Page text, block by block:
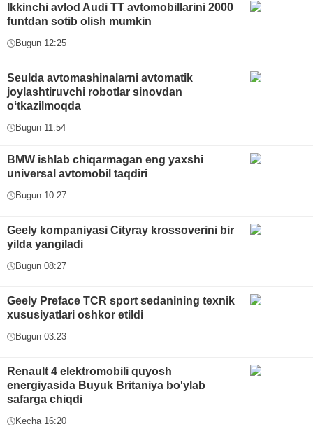
Ikkinchi avlod Audi TT avtomobillarini 2000
funtdan sotib olish mumkin
Bugun 12:25
Seulda avtomashinalarni avtomatik
joylashtiruvchi robotlar sinovdan
oʻtkazilmoqda
Bugun 11:54
BMW ishlab chiqarmagan eng yaxshi
universal avtomobil taqdiri
Bugun 10:27
Geely kompaniyasi Cityray krossoverini bir
yilda yangiladi
Bugun 08:27
Geely Preface TCR sport sedanining texnik
xususiyatlari oshkor etildi
Bugun 03:23
Renault 4 elektromobili quyosh
energiyasida Buyuk Britaniya bo'ylab
safarga chiqdi
Kecha 16:20